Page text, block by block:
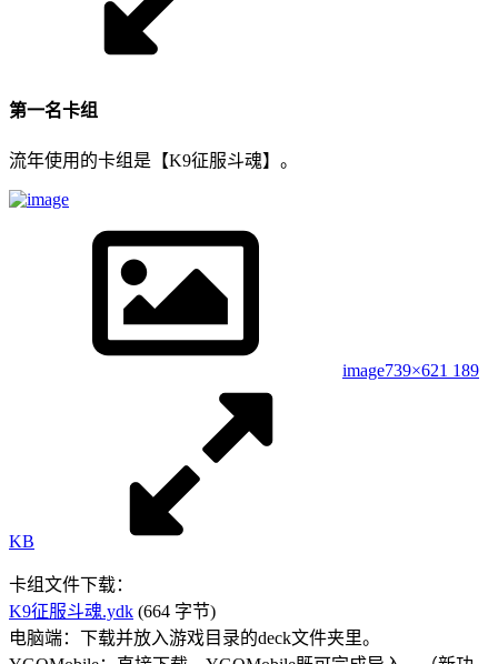
第一名卡组
流年使用的卡组是【K9征服斗魂】。
image739×621 189
KB
卡组文件下载：
K9征服斗魂.ydk (664 字节)
电脑端：下载并放入游戏目录的deck文件夹里。